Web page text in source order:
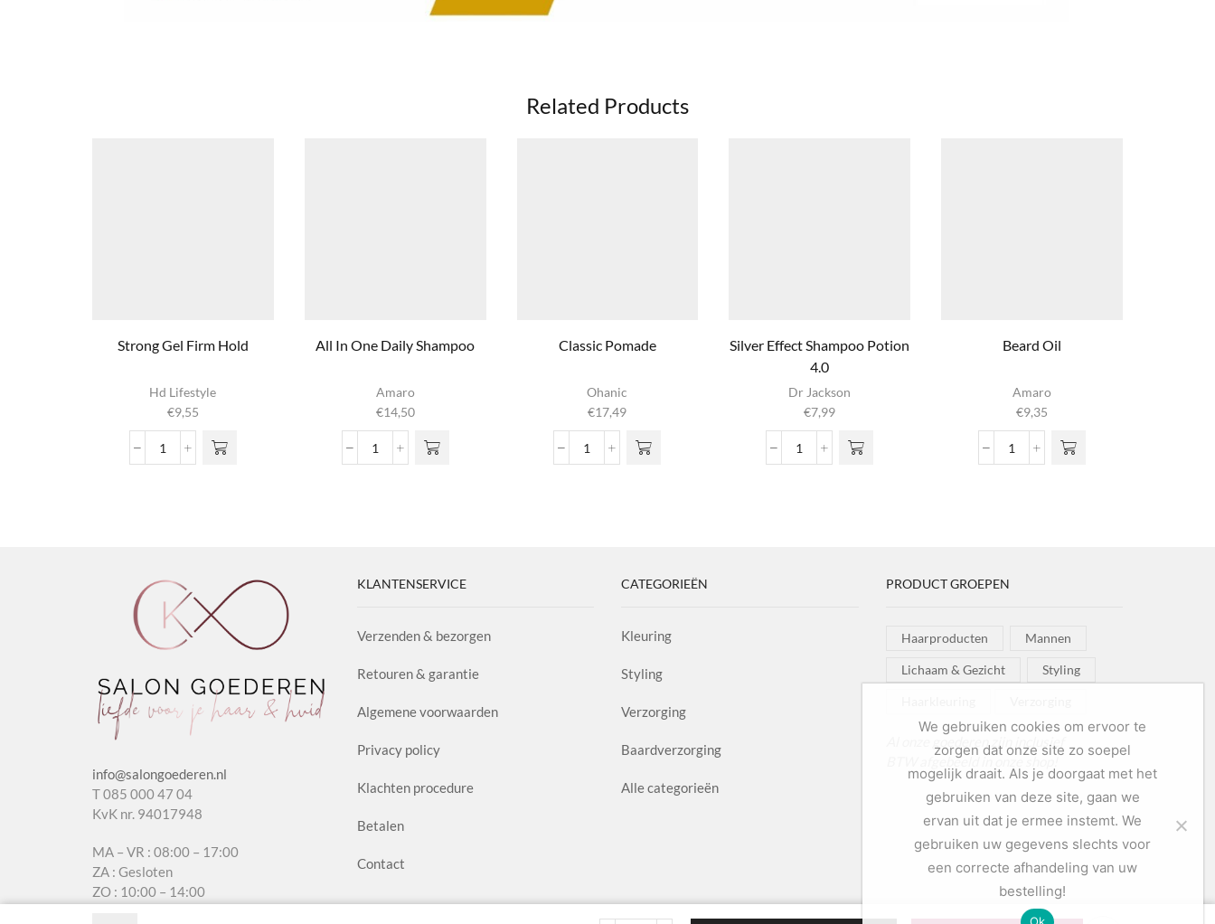
Related Products
Strong Gel Firm Hold
Hd Lifestyle
€9,55
Strong
All In One Daily Shampoo
Amaro
€14,50
All
Classic Pomade
Ohanic
€17,49
Classic
Silver Effect Shampoo Potion
4.0
Dr Jackson
€7,99
Silver
Beard Oil
Amaro
€9,35
Beard
info@salongoederen.nl
T 085 000 47 04
KvK nr. 94017948
MA – VR : 08:00 – 17:00
ZA : Gesloten
ZO : 10:00 – 14:00
KLANTENSERVICE
Verzenden & bezorgen
Retouren & garantie
Algemene voorwaarden
Privacy policy
Klachten procedure
Betalen
Contact
CATEGORIEËN
Kleuring
Styling
Verzorging
Baardverzorging
Alle categorieën
PRODUCT GROEPEN
Haarproducten Mannen
Lichaam & Gezicht Styling
Al onze goederen zijn inclusief
BTW afgebeeld in onze shop!
We gebruiken cookies om ervoor te
zorgen dat onze site zo soepel
mogelijk draait. Als je doorgaat met het
gebruiken van deze site, gaan we
ervan uit dat je ermee instemt. We
gebruiken uw gegevens slechts voor
een correcte afhandeling van uw
bestelling!